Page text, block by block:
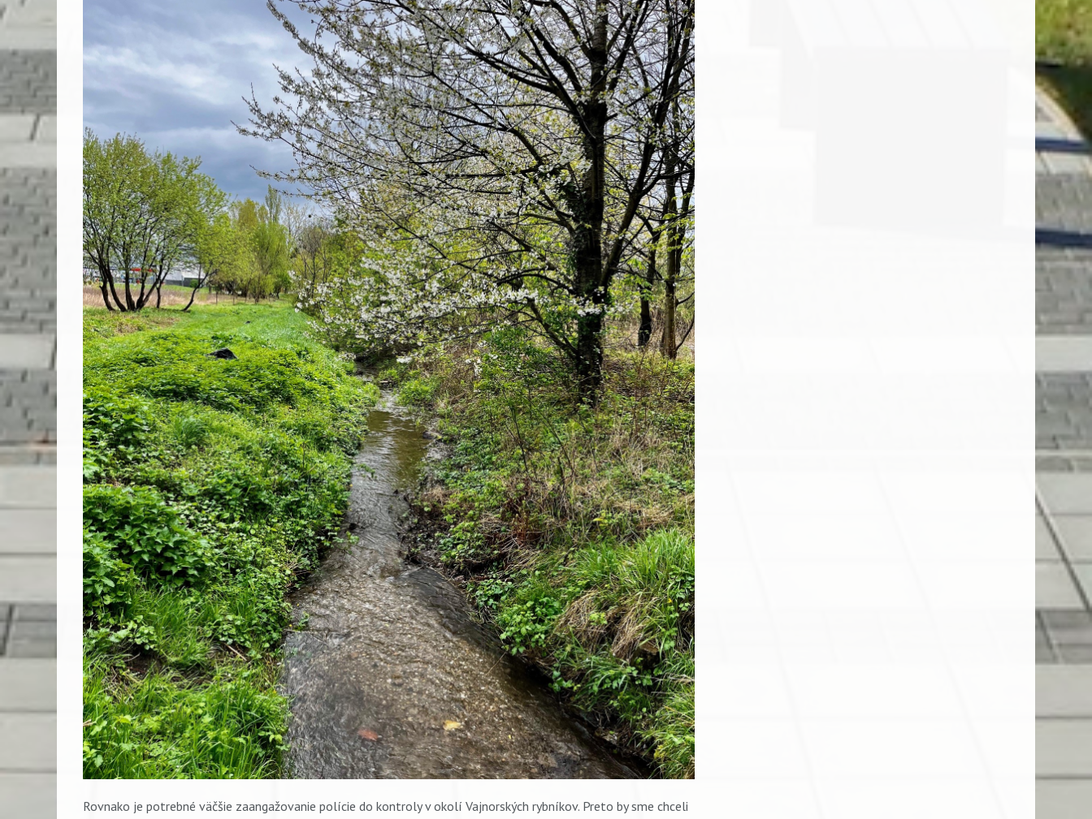
Rovnako je potrebné väčšie zaangažovanie polície do kontroly v okolí Vajnorských rybníkov. Preto by sme chceli